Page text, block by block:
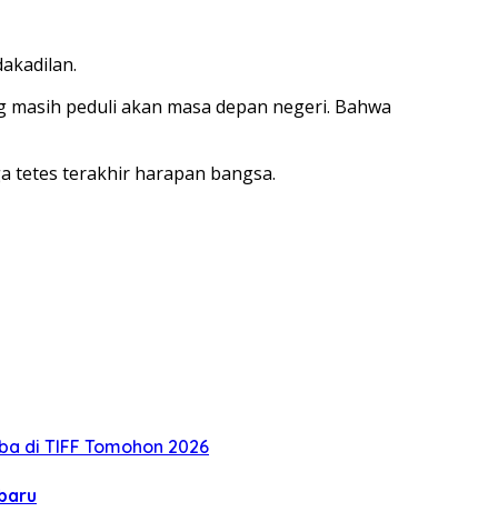
peduli akan masa depan negeri. Bahwa
tetes terakhir harapan bangsa.
di TIFF Tomohon 2026